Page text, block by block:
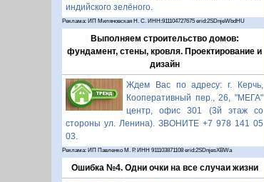
индийского зелёного.
Реклама: ИП Миляновская Н. С. ИНН:911104727675 erid:2SDnjeWbdHU
Выполняем строительство домов:
фундамент, стены, кровля. Проектирование и
дизайн
Ждем Вас по адресу: г. Керчь,
Кооперативный пер., 26, "МЕГА"
центр, офис 301 (3й этаж со
стороны ул. Ленина). ЗВОНИТЕ +7 978 141 05
03.
Реклама: ИП Павленко М. Р. ИНН 911103871108 erid:2SDnjesXBWa
Ошибка №4. Одни очки на все случаи жизни